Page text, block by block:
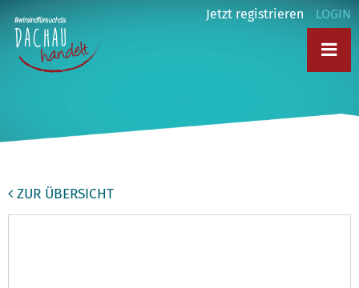
Jetzt registrieren LOGIN
ZUR ÜBERSICHT